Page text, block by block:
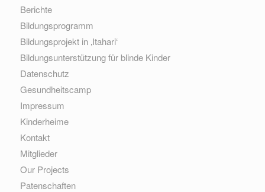
Berichte
Bildungsprogramm
Bildungsprojekt in ‚Itahari‘
Bildungsunterstützung für blinde Kinder
Datenschutz
Gesundheitscamp
Impressum
Kinderheime
Kontakt
Mitglieder
Our Projects
Patenschaften